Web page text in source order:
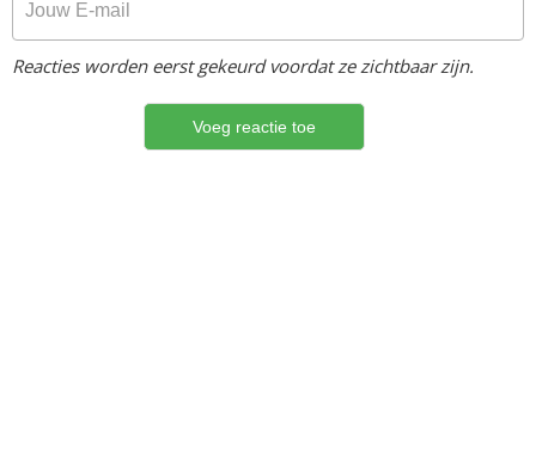
Reacties worden eerst gekeurd voordat ze zichtbaar zijn.